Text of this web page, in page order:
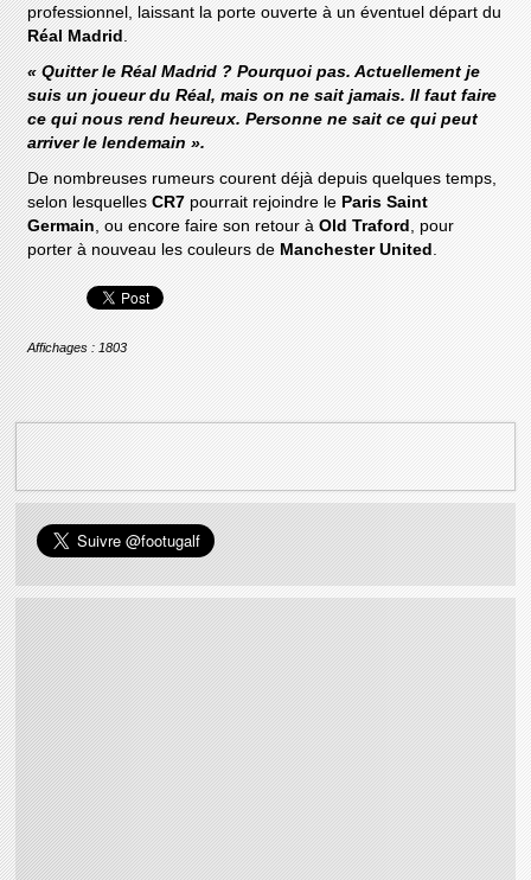
professionnel, laissant la porte ouverte à un éventuel départ du
Réal Madrid .
« Quitter le Réal Madrid ? Pourquoi pas. Actuellement je
suis un joueur du Réal, mais on ne sait jamais. Il faut faire
ce qui nous rend heureux. Personne ne sait ce qui peut
arriver le lendemain ».
De nombreuses rumeurs courent déjà depuis quelques temps,
selon lesquellesCR7pourrait rejoindre le Paris Saint
Germain, ou encore faire son retour àOld Traford , pour
porter à nouveau les couleurs de Manchester United .
Affichages : 1803